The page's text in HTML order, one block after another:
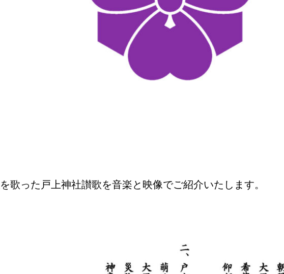
歌った戸上神社讃歌を音楽と映像でご紹介いたします。